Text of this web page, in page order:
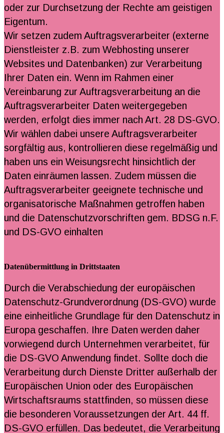
oder zur Durchsetzung der Rechte am geistigen
Eigentum.
Wir setzen zudem Auftragsverarbeiter (externe
Dienstleister z.B. zum Webhosting unserer
Websites und Datenbanken) zur Verarbeitung
Ihrer Daten ein. Wenn im Rahmen einer
Vereinbarung zur Auftragsverarbeitung an die
Auftragsverarbeiter Daten weitergegeben
werden, erfolgt dies immer nach Art. 28 DS-GVO.
Wir wählen dabei unsere Auftragsverarbeiter
sorgfältig aus, kontrollieren diese regelmäßig und
haben uns ein Weisungsrecht hinsichtlich der
Daten einräumen lassen. Zudem müssen die
Auftragsverarbeiter geeignete technische und
organisatorische Maßnahmen getroffen haben
und die Datenschutzvorschriften gem. BDSG n.F.
und DS-GVO einhalten
Datenübermittlung in Drittstaaten
Durch die Verabschiedung der europäischen
Datenschutz-Grundverordnung (DS-GVO) wurde
eine einheitliche Grundlage für den Datenschutz in
Europa geschaffen. Ihre Daten werden daher
vorwiegend durch Unternehmen verarbeitet, für
die DS-GVO Anwendung findet. Sollte doch die
Verarbeitung durch Dienste Dritter außerhalb der
Europäischen Union oder des Europäischen
Wirtschaftsraums stattfinden, so müssen diese
die besonderen Voraussetzungen der Art. 44 ff.
DS-GVO erfüllen. Das bedeutet, die Verarbeitung